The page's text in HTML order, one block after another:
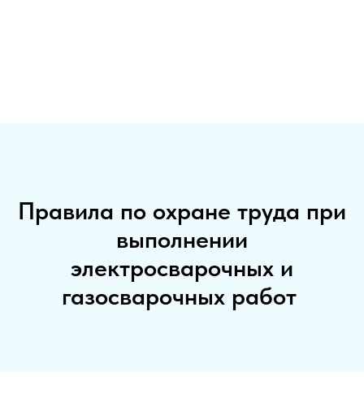
Правила по охране труда при
выполнении
электросварочных и
газосварочных работ